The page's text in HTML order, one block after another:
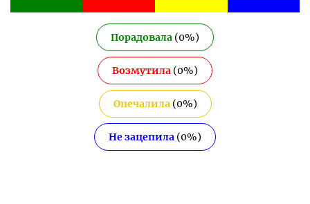
Порадовала (0%)
Возмутила (0%)
Опечалила(0%)
Не зацепила (0%)